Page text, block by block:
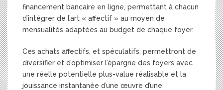
financement bancaire en ligne, permettant à chacun
d’intégrer de l’art « affectif » au moyen de
mensualités adaptées au budget de chaque foyer.
Ces achats affectifs, et spéculatifs, permettront de
diversifier et d’optimiser l’épargne des foyers avec
une réelle potentielle plus-value réalisable et la
jouissance instantanée d’une œuvre d’une